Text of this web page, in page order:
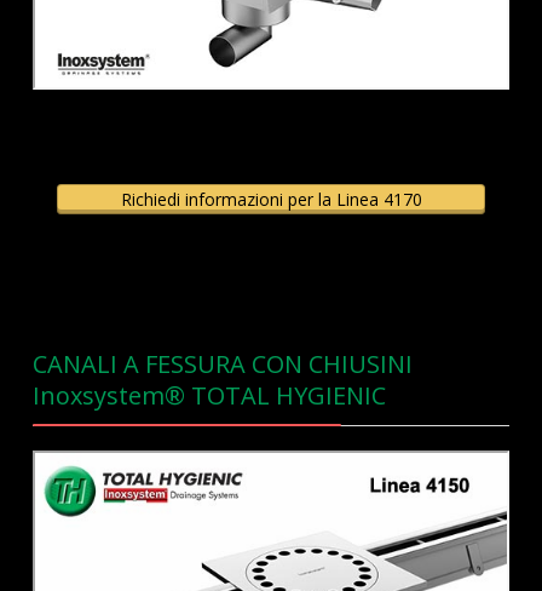
Richiedi informazioni per la Linea 4170
CANALI A FESSURA CON CHIUSINI
Inoxsystem® TOTAL HYGIENIC